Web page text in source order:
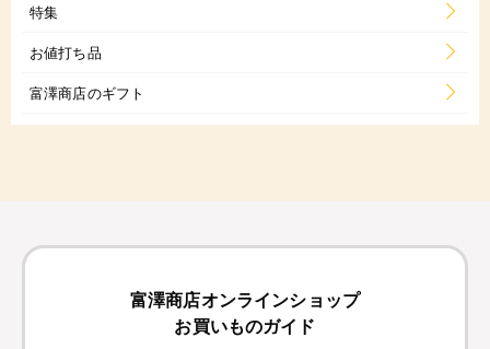
特集
お値打ち品
富澤商店のギフト
富澤商店オンラインショップ
お買いものガイド